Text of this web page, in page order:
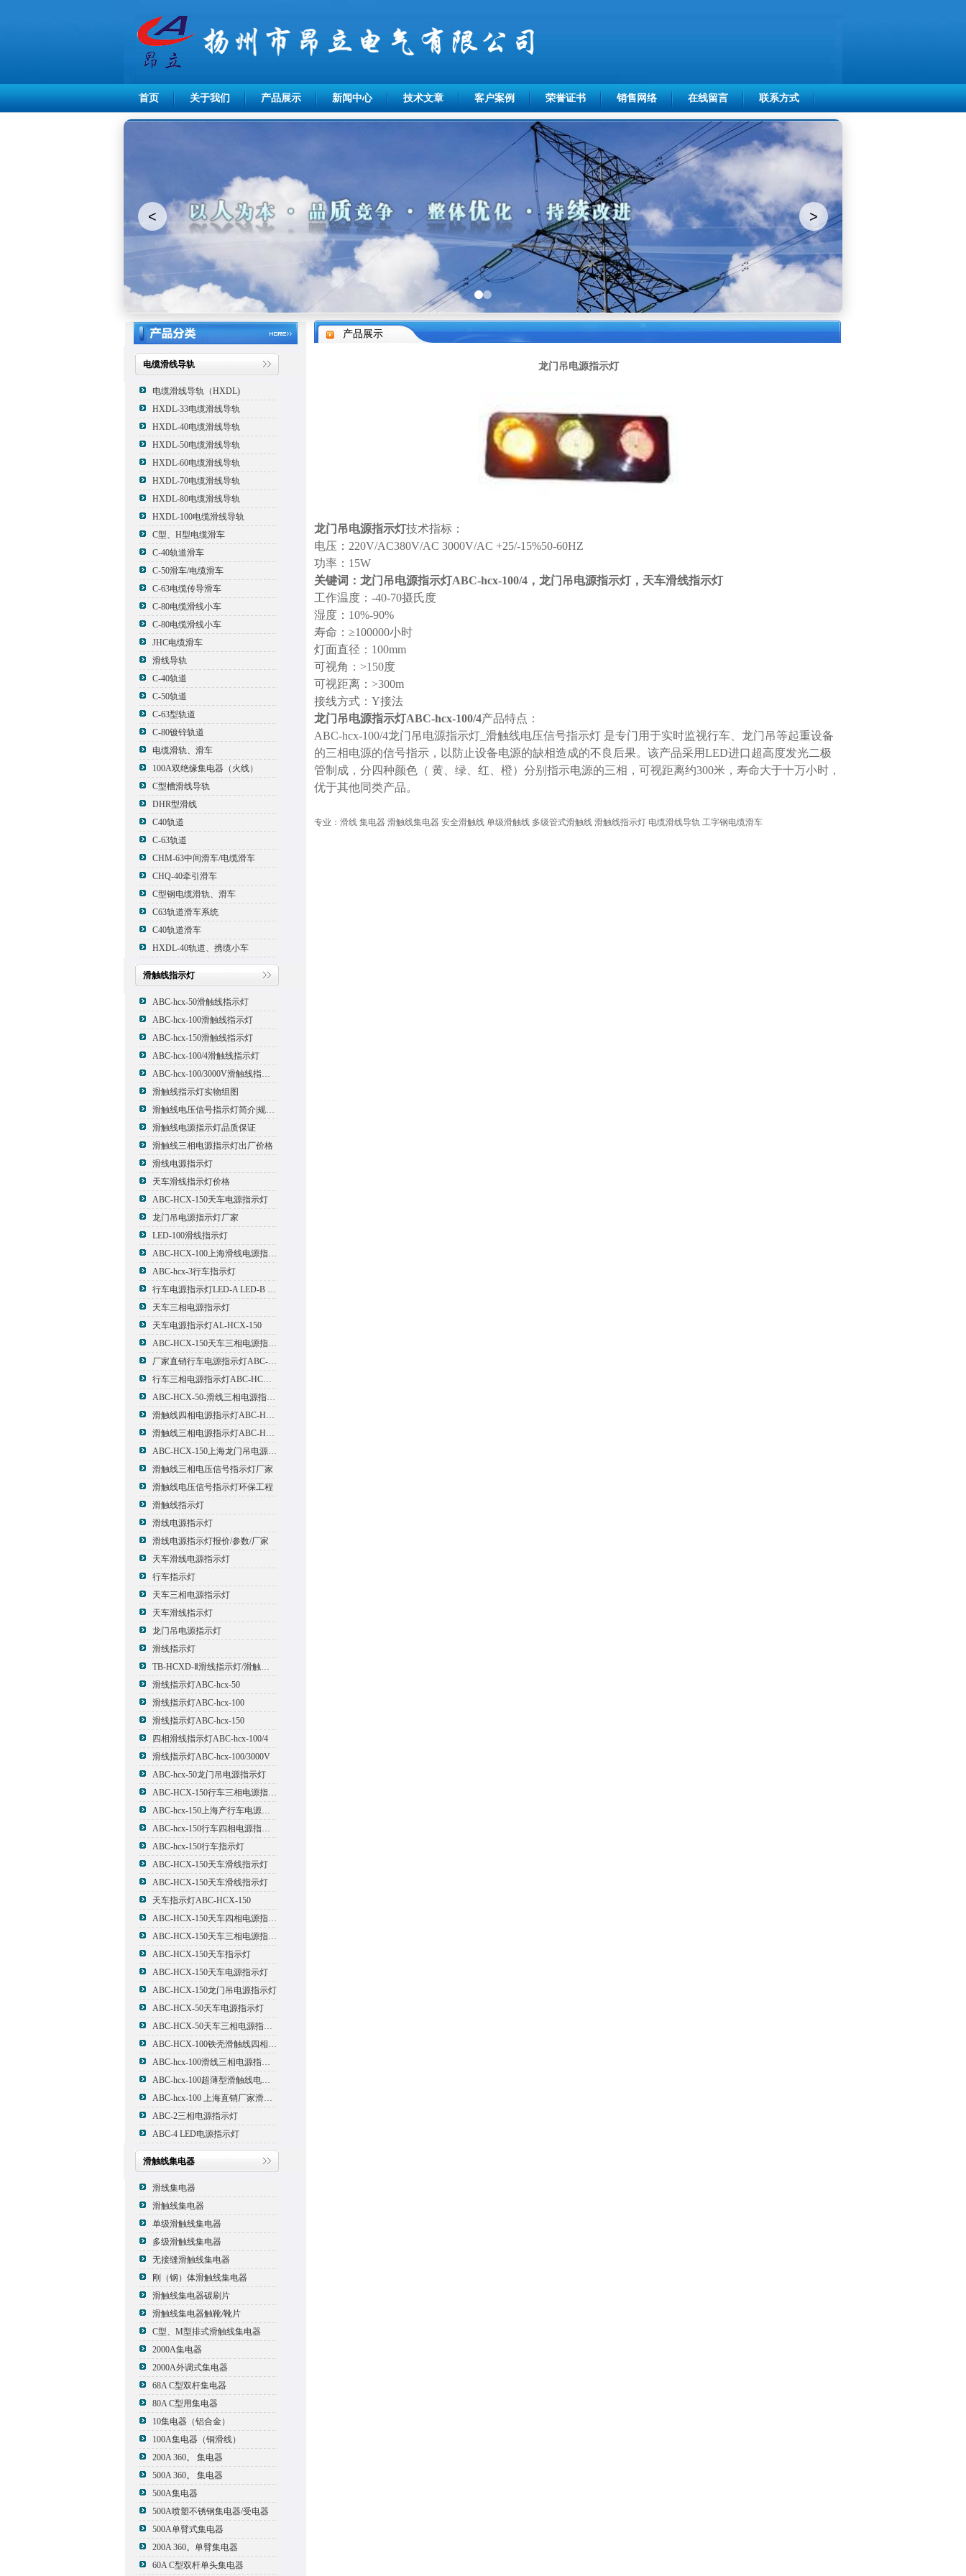
首页 关于我们 产品展示 新闻中心 技术文章 客户案例 荣誉证书 销售网络 在线留言 联系方式
< >
电缆滑线导轨
电缆滑线导轨（HXDL)
HXDL-33电缆滑线导轨
HXDL-40电缆滑线导轨
HXDL-50电缆滑线导轨
HXDL-60电缆滑线导轨
HXDL-70电缆滑线导轨
HXDL-80电缆滑线导轨
HXDL-100电缆滑线导轨
C型、H型电缆滑车
C-40轨道滑车
C-50滑车/电缆滑车
C-63电缆传导滑车
C-80电缆滑线小车
C-80电缆滑线小车
JHC电缆滑车
滑线导轨
C-40轨道
C-50轨道
C-63型轨道
C-80镀锌轨道
电缆滑轨、滑车
100A双绝缘集电器（火线）
C型槽滑线导轨
DHR型滑线
C40轨道
C-63轨道
CHM-63中间滑车/电缆滑车
CHQ-40牵引滑车
C型钢电缆滑轨、滑车
C63轨道滑车系统
C40轨道滑车
HXDL-40轨道、携缆小车
滑触线指示灯
ABC-hcx-50滑触线指示灯
ABC-hcx-100滑触线指示灯
ABC-hcx-150滑触线指示灯
ABC-hcx-100/4滑触线指示灯
ABC-hcx-100/3000V滑触线指示灯
滑触线指示灯实物组图
滑触线电压信号指示灯简介|规格|型号
滑触线电源指示灯品质保证
滑触线三相电源指示灯出厂价格
滑线电源指示灯
天车滑线指示灯价格
ABC-HCX-150天车电源指示灯
龙门吊电源指示灯厂家
LED-100滑线指示灯
ABC-HCX-100上海滑线电源指示灯厂家
ABC-hcx-3行车指示灯
行车电源指示灯LED-A LED-B LED-C
天车三相电源指示灯
天车电源指示灯AL-HCX-150
ABC-HCX-150天车三相电源指示灯出厂价格
厂家直销行车电源指示灯ABC-HCX-150
行车三相电源指示灯ABC-HCX-150
ABC-HCX-50-滑线三相电源指示灯厂家
滑触线四相电源指示灯ABC-HCX-100/4
滑触线三相电源指示灯ABC-HCX-100
ABC-HCX-150上海龙门吊电源指示灯
滑触线三相电压信号指示灯厂家
滑触线电压信号指示灯环保工程
滑触线指示灯
滑线电源指示灯
滑线电源指示灯报价/参数/厂家
天车滑线电源指示灯
行车指示灯
天车三相电源指示灯
天车滑线指示灯
龙门吊电源指示灯
滑线指示灯
TB-HCXD-Ⅱ滑线指示灯/滑触线指示灯
滑线指示灯ABC-hcx-50
滑线指示灯ABC-hcx-100
滑线指示灯ABC-hcx-150
四相滑线指示灯ABC-hcx-100/4
滑线指示灯ABC-hcx-100/3000V
ABC-hcx-50龙门吊电源指示灯
ABC-HCX-150行车三相电源指示灯
ABC-hcx-150上海产行车电源指示灯
ABC-hcx-150行车四相电源指示灯
ABC-hcx-150行车指示灯
ABC-HCX-150天车滑线指示灯
ABC-HCX-150天车滑线指示灯
天车指示灯ABC-HCX-150
ABC-HCX-150天车四相电源指示灯
ABC-HCX-150天车三相电源指示灯
ABC-HCX-150天车指示灯
ABC-HCX-150天车电源指示灯
ABC-HCX-150龙门吊电源指示灯
ABC-HCX-50天车电源指示灯
ABC-HCX-50天车三相电源指示灯
ABC-HCX-100铁壳滑触线四相电源指示灯
ABC-hcx-100滑线三相电源指示灯
ABC-hcx-100超薄型滑触线电源指示灯
ABC-hcx-100 上海直销厂家滑触线指示灯
ABC-2三相电源指示灯
ABC-4 LED电源指示灯
滑触线集电器
滑线集电器
滑触线集电器
单级滑触线集电器
多级滑触线集电器
无接缝滑触线集电器
刚（钢）体滑触线集电器
滑触线集电器碳刷片
滑触线集电器触靴/靴片
C型、M型排式滑触线集电器
2000A集电器
2000A外调式集电器
68A C型双杆集电器
80A C型用集电器
10集电器（铝合金）
100A集电器（铜滑线）
200A 360。 集电器
500A 360。 集电器
500A集电器
500A喷塑不锈钢集电器/受电器
500A单臂式集电器
200A 360。单臂集电器
60A C型双杆单头集电器
产品展示
龙门吊电源指示灯
龙门吊电源指示灯技术指标：
电压：220V/AC380V/AC 3000V/AC +25/-15%50-60HZ
功率：15W
关键词： 龙门吊电源指示灯ABC-hcx-100/4 ，龙门吊电源指示灯，天车滑线指示灯
工作温度：-40-70摄氏度
湿度：10%-90%
寿命：≥100000小时
灯面直径：100mm
可视角：>150度
可视距离：>300m
接线方式：Y接法
龙门吊电源指示灯ABC-hcx-100/4产品特点：
ABC-hcx-100/4龙门吊电源指示灯_滑触线电压信号指示灯 是专门用于实时监视行车、龙门吊等起重设备
的三相电源的信号指示，以防止设备电源的缺相造成的不良后果。该产品采用LED进口超高度发光二极
管制成，分四种颜色（ 黄、绿、红、橙）分别指示电源的三相，可视距离约300米，寿命大于十万小时，
优于其他同类产品。
专业：滑线 集电器 滑触线集电器 安全滑触线 单级滑触线 多级管式滑触线 滑触线指示灯 电缆滑线导轨 工字钢电缆滑车